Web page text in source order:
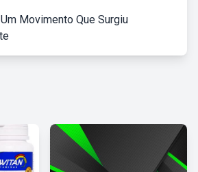
Movimento Que Surgiu